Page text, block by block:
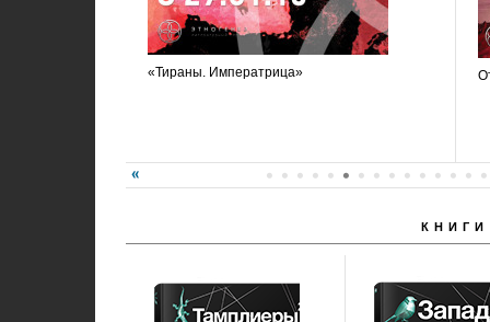
«Тираны. Императрица»
КНИГИ